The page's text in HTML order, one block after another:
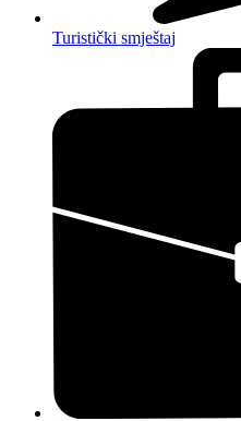
Turistički smještaj